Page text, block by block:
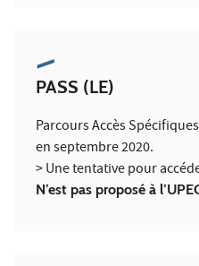
PASS (LE)
Parcours Accès
en septembre 2020.
> Une tentative pour
N’est pas proposé à